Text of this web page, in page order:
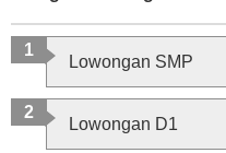
Lowongan SMP
Lowongan D1